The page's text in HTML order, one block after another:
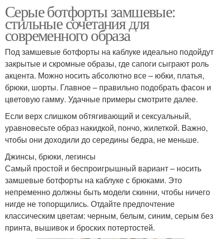
Серые ботфорты замшевые:
стильные сочетания для
современного образа
Под замшевые ботфорты на каблуке идеально подойдут
закрытые и скромные образы, где сапоги сыграют роль
акцента. Можно носить абсолютно все – юбки, платья,
брюки, шорты. Главное – правильно подобрать фасон и
цветовую гамму. Удачные примеры смотрите далее.
Если верх слишком обтягивающий и сексуальный,
уравновесьте образ накидкой, пончо, жилеткой. Важно,
чтобы они доходили до середины бедра, не меньше.
Джинсы, брюки, легинсы
Самый простой и беспроигрышный вариант – носить
замшевые ботфорты на каблуке с брюками. Это
непременно должны быть модели скинни, чтобы ничего
нигде не топорщились. Отдайте предпочтение
классическим цветам: черным, белым, синим, серым без
принта, вышивок и броских потертостей.